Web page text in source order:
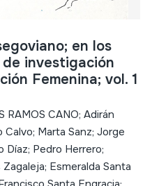
en los
investigación
Femenina; vol. 1
RAMOS CANO; Adirán
Calvo; Marta Sanz; Jorge
Díaz; Pedro Herrero;
Esmeralda Santa